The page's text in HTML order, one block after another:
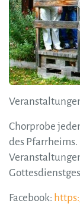
Chorprobe
des Pfarrheims.
Facebook: